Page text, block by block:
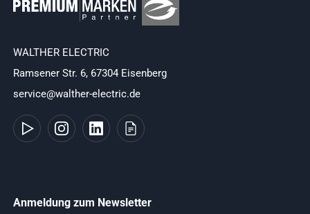
WALTHER ELECTRIC
Ramsener Str. 6, 67304 Eisenberg
service@walther-electric.de
Anmeldung zum Newsletter